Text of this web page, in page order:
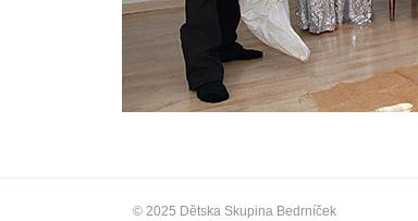
© 2025 Dětska Skupina Bedrníček